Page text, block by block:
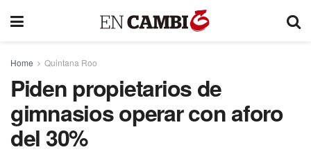
Home Quintana Roo
Piden propietarios de
gimnasios operar con aforo
del 30%